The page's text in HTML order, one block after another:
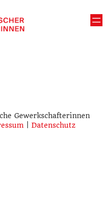
Gewerkschafterinnen
| Datenschutz